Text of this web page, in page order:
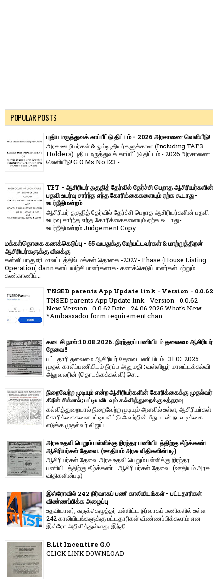
POPULAR POSTS
புதிய மருத்துவக் காப்பீட்டு திட்டம் - 2026 அரசாணை வெளியீடு!
அரசு ஊழியர்கள் & ஓய்வூதியர்களுக்கான (Including TAPS
Holders) புதிய மருத்துவக் காப்பீட்டு திட்டம் - 2026 அரசாணை
வெளியீடு! G.O.Ms.No.123 -...
TET - ஆசிரியர் தகுதித் தேர்வில் தேர்ச்சி பெறாத ஆசிரியர்களின்
பதவி உயர்வு சார்ந்த எந்த கோரிக்கைகளையும் ஏற்க கூடாது-
உயர்நீதிமன்றம்
ஆசிரியர் தகுதித் தேர்வில் தேர்ச்சி பெறாத ஆசிரியர்களின் பதவி
உயர்வு சார்ந்த எந்த கோரிக்கைகளையும் ஏற்க கூடாது-
உயர்நீதிமன்றம் Judgement Copy ...
மக்கள்தொகை கணக்கெடுப்பு - 55 வயதுக்கு மேற்பட்டவர்கள் & மாற்றுத்திறன்
ஆசிரியர்களுக்கு விலக்கு
கன்னியாகுமரி மாவட்டத்தில் மக்கள் தொகை -2027- Phase (House Listing
Operation) dann களப்பயிற்சியாளர்களாக- கணக்கெடுப்பாளர்கள் மற்றும்
கண்காணிப்...
TNSED parents App Update link - Version - 0.0.62
TNSED parents App Update link - Version - 0.0.62
New Version - 0.0.62 Date - 24.06.2026 What's New....
*Ambassador form requirement chan...
கடைசி நாள்:10.08.2026. நிரந்தரப் பணியிடம் தலைமை ஆசிரியர்
தேவை!!
பட்டதாரி தலைமை ஆசிரியர் தேவை பணியிடம் : 31.03.2025
முதல் காலிப்பணியிடம் நிரப்ப அனுமதி : வள்ளியூர் மாவட்டக்கல்வி
அலுவலரின் (தொடக்கக்கல்வி) செ...
நிறைவேற்ற முடியும் என்ற ஆசிரியர்களின் கோரிக்கைக்கு முதல்வர்
கிரீன் சிக்னல்; பட்டியலிடவும் கல்வித்துறைக்கு உத்தரவு
கல்வித்துறையால் நிறைவேற்ற முடியும் அளவில் உள்ள, ஆசிரியர்கள்
கோரிக்கைகளை பட்டியலிட்டு அவற்றின் மீது உடன் நடவடிக்கை
எடுக்க முதல்வர் விஜய் ...
அரசு உதவி பெறும் பள்ளிக்கு நிரந்தர பணியிடத்திற்கு கீழ்க்கண்ட
ஆசிரியர்கள் தேவை. (ஊதியம் அரசு விதிகளின்படி)
ஆசிரியர்கள் தேவை அரசு உதவி பெறும் பள்ளிக்கு நிரந்தர
பணியிடத்திற்கு கீழ்க்கண்ட ஆசிரியர்கள் தேவை. (ஊதியம் அரசு
விதிகளின்படி)
இஸ்ரோவில் 242 நிர்வாகப் பணி காலியிடங்கள் - பட்டதாரிகள்
விண்ணப்பிக்க அழைப்பு
உதவியாளர், சுருக்கெழுத்தர் உள்ளிட்ட நிர்வாகப் பணிகளில் உள்ள
242 காலியிடங்களுக்கு பட்டதாரிகள் விண்ணப்பிக்கலாம் என
இஸ்ரோ அறிவித்துள்ளது. இந்தி...
B.Lit Incentive G.O
CLICK LINK DOWNLOAD